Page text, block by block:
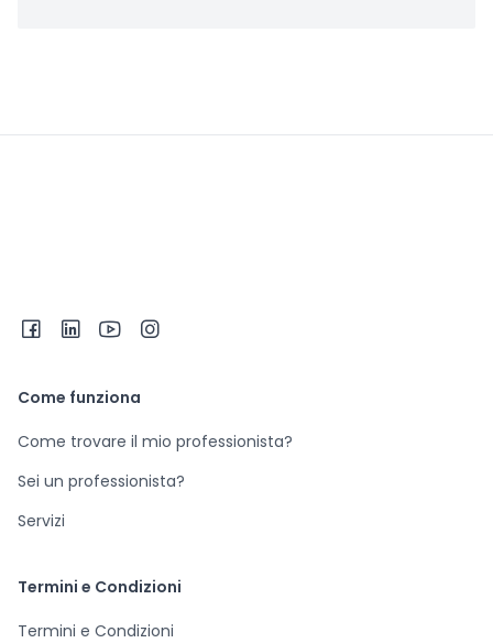
Come funziona
Come trovare il mio professionista?
Sei un professionista?
Servizi
Termini e Condizioni
Termini e Condizioni